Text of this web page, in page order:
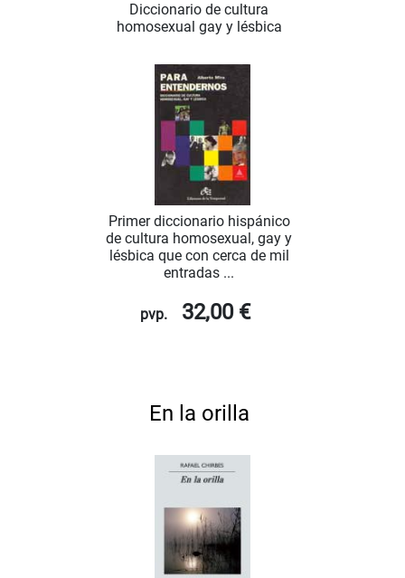
Diccionario de cultura
homosexual gay y lésbica
Primer diccionario hispánico
de cultura homosexual, gay y
lésbica que con cerca de mil
entradas ...
pvp. 32,00 €
En la orilla